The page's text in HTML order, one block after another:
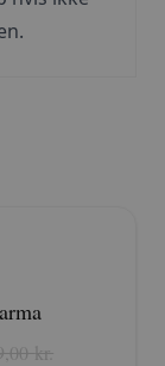
kr.